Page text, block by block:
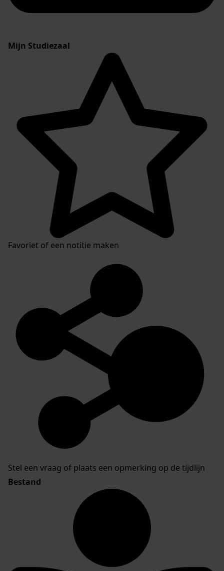
Mijn Studiezaal
Favoriet of een notitie maken
Stel een vraag of plaats een opmerking op de tijdlijn
Bestand